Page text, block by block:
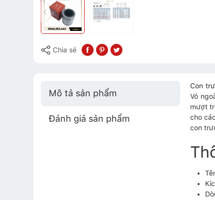
Chia sẻ
Mô tả sản phẩm
Đánh giá sản phẩm
Con
Vỏ
mượt
cho
con